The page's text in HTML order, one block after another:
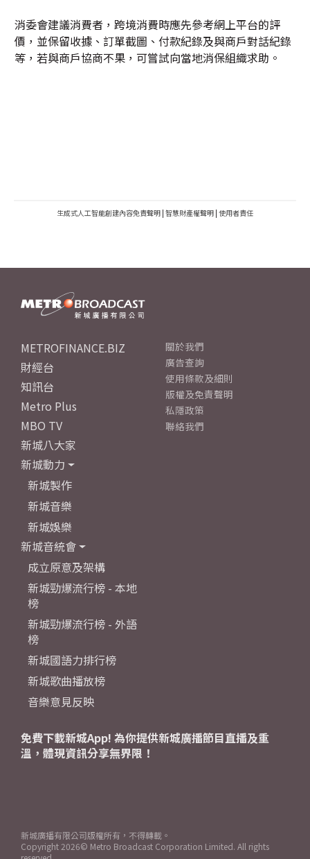
消委會建議消費者，跨境消費時應先參考網上平台的評
價，並保留收據、訂單截圖、付款紀錄及與商戶對話紀錄
等，若與商戶協商不果，可嘗試向當地消保組織求助。
生成式人工智能創建內容免責聲明 | 智慧財產權聲明 | 使用者責任
METROFINANCE.BIZ
財經台
知訊台
Metro Plus
MBO TV
新城八大家
新城動力
新城製作
新城音樂
新城娛樂
新城音統會
成立原意及架構
新城勁爆流行榜 - 本地
榜
新城勁爆流行榜 - 外語
榜
新城國語力排行榜
新城歌曲播放榜
音樂意見反映
關於我們
廣告查詢
使用條款及細則
版權及免責聲明
私隱政策
聯絡我們
免費下載新城App! 為你提供新城廣播節目直播及重
溫，體現資訊分享無界限！
新城廣播有限公司版權所有，不得轉載。
Copyright 2026© Metro Broadcast Corporation Limited. All rights